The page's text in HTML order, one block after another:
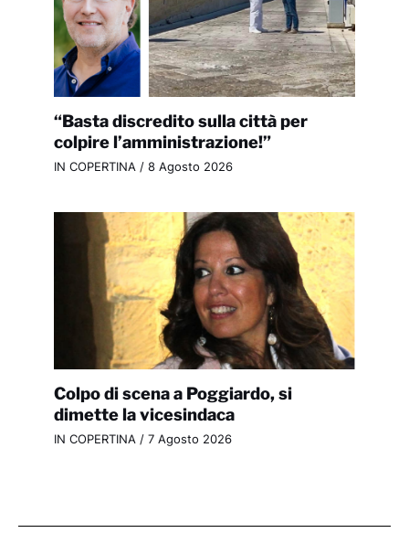
“Basta discredito sulla città per
colpire l’amministrazione!”
IN COPERTINA / 8 Agosto 2026
Colpo di scena a Poggiardo, si
dimette la vicesindaca
IN COPERTINA / 7 Agosto 2026